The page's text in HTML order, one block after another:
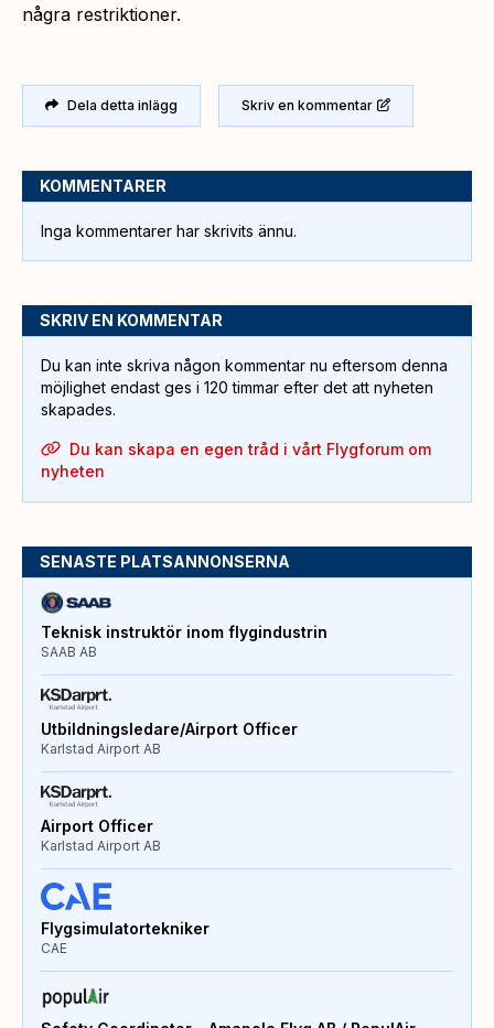
några restriktioner.
Dela detta inlägg Skriv en kommentar
KOMMENTARER
Inga kommentarer har skrivits ännu.
SKRIV EN KOMMENTAR
Du kan inte skriva någon kommentar nu eftersom denna
möjlighet endast ges i 120 timmar efter det att nyheten
skapades.
Du kan skapa en egen tråd i vårt Flygforum om
nyheten
SENASTE PLATSANNONSERNA
Teknisk instruktör inom flygindustrin
SAAB AB
Utbildningsledare/Airport Officer
Karlstad Airport AB
Airport Officer
Karlstad Airport AB
Flygsimulatortekniker
CAE